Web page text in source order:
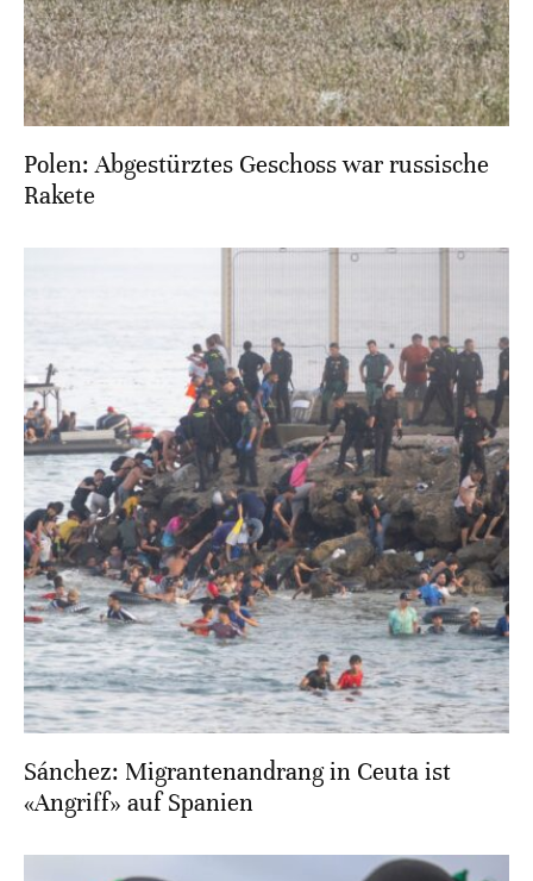
Polen: Abgestürztes Geschoss war russische
Rakete
Sánchez: Migrantenandrang in Ceuta ist
«Angriff» auf Spanien